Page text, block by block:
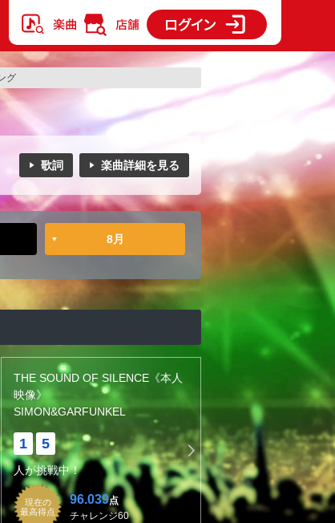
グ
歌詞 楽曲詳細を見る
8月
THE SOUND OF SILENCE《本人
映像》
SIMON&GARFUNKEL
1 5
人が挑戦中！
現在の
最高得点
96.039点
チャレンジ60